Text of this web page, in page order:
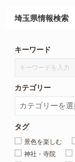
埼玉県情報検索
キーワード
カテゴリー
タグ
景色を楽しむ
神社・寺院